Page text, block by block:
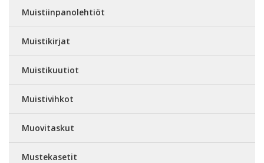
Muistiinpanolehtiöt
Muistikirjat
Muistikuutiot
Muistivihkot
Muovitaskut
Mustekasetit